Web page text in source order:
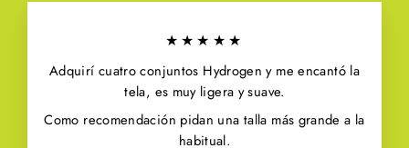
★★★★★
Adquirí cuatro conjuntos Hydrogen y me encantó la
tela, es muy ligera y suave.
Como recomendación pidan una talla más grande a la
habitual.